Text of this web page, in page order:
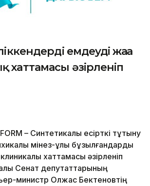
емдеудің жаңа
хаттамасы әзірленіп
– Синтетикалық есірткі тұтыну
мінез-құлқы бұзылғандарды
хаттамасы әзірленіп
Сенат депутаттарының
министр Олжас Бектеновтің